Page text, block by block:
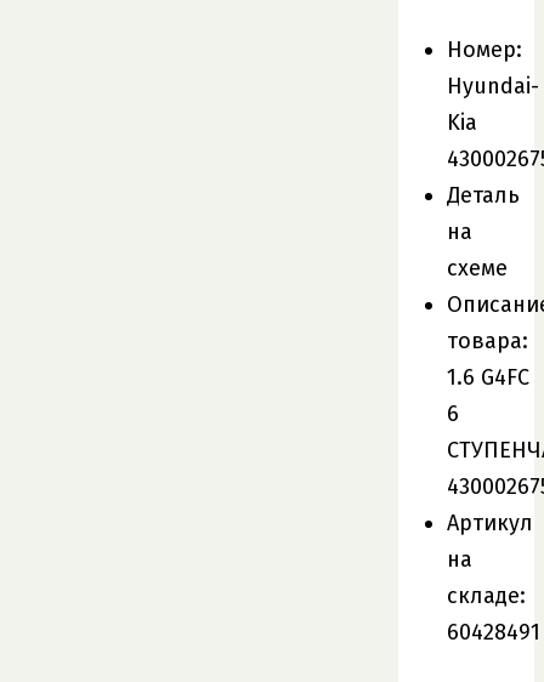
Номер:
Hyundai-
Kia
Деталь
на
схеме
товара:
1.6 G4FC
6
Артикул
на
складе:
60428491